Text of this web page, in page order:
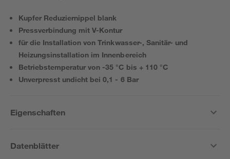
Kupfer Reduziernippel blank
Pressverbindung mit V-Kontur
für die Installation von Trinkwasser-, Sanitär- und
Heizungsinstallation im Innenbereich
Betriebstemperatur von -35 °C bis + 110 °C
Unverpresst undicht bei 0,1 - 6 Bar
Eigenschaften
Datenblätter